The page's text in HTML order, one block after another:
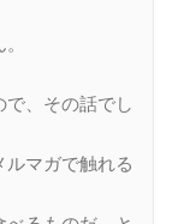
、その話でし
マガで触れる